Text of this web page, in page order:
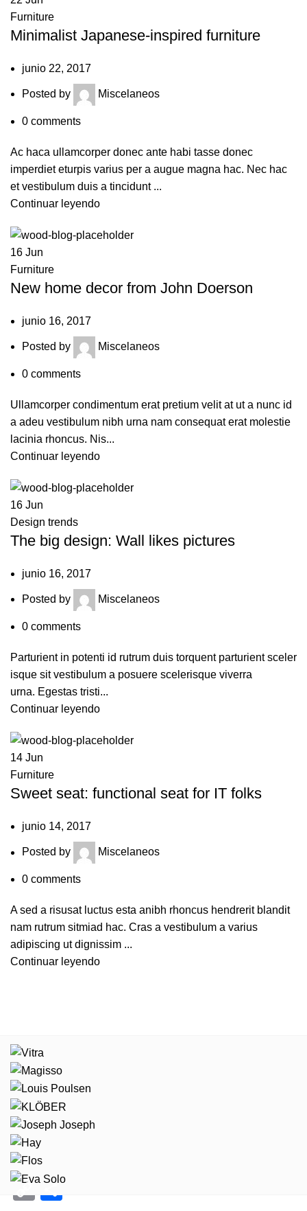
Furniture
Minimalist Japanese-inspired furniture
junio 22, 2017
Posted by Miscelaneos
0 comments
Ac haca ullamcorper donec ante habi tasse donec
imperdiet eturpis varius per a augue magna hac. Nec hac
et vestibulum duis a tincidunt ...
Continuar leyendo
16 Jun
Furniture
New home decor from John Doerson
junio 16, 2017
Posted by Miscelaneos
0 comments
Ullamcorper condimentum erat pretium velit at ut a nunc id
a adeu vestibulum nibh urna nam consequat erat molestie
lacinia rhoncus. Nis...
Continuar leyendo
16 Jun
Design trends
The big design: Wall likes pictures
junio 16, 2017
Posted by Miscelaneos
0 comments
Parturient in potenti id rutrum duis torquent parturient sceler
isque sit vestibulum a posuere scelerisque viverra
urna. Egestas tristi...
Continuar leyendo
14 Jun
Furniture
Sweet seat: functional seat for IT folks
junio 14, 2017
Posted by Miscelaneos
0 comments
A sed a risusat luctus esta anibh rhoncus hendrerit blandit
nam rutrum sitmiad hac. Cras a vestibulum a varius
adipiscing ut dignissim ...
Continuar leyendo
CopyCompartir